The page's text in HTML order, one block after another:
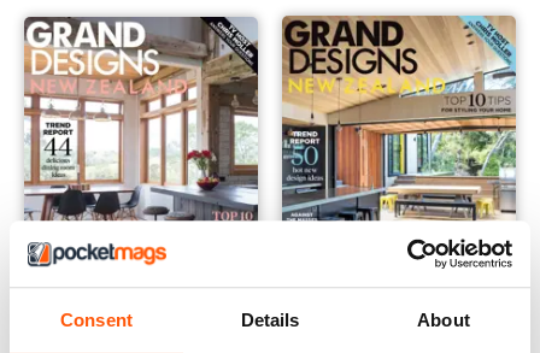
Consent Details About